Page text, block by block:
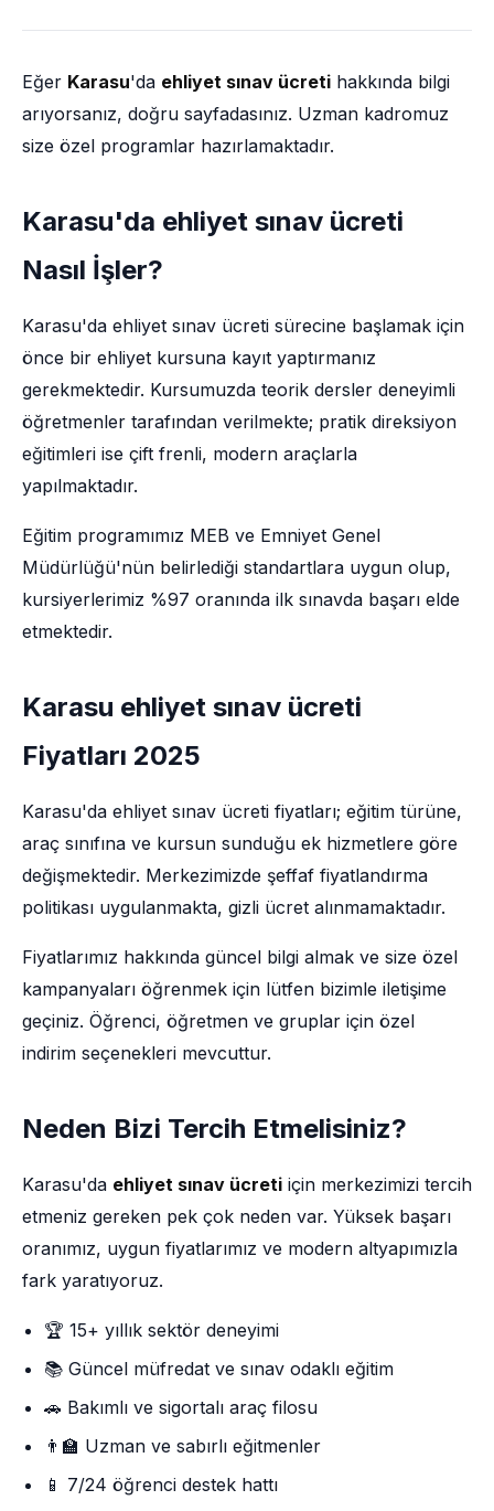
Eğer Karasu'da ehliyet sınav ücreti hakkında bilgi
arıyorsanız, doğru sayfadasınız. Uzman kadromuz
size özel programlar hazırlamaktadır.
Karasu'da ehliyet sınav ücreti
Nasıl İşler?
Karasu'da ehliyet sınav ücreti sürecine başlamak için
önce bir ehliyet kursuna kayıt yaptırmanız
gerekmektedir. Kursumuzda teorik dersler deneyimli
öğretmenler tarafından verilmekte; pratik direksiyon
eğitimleri ise çift frenli, modern araçlarla
yapılmaktadır.
Eğitim programımız MEB ve Emniyet Genel
Müdürlüğü'nün belirlediği standartlara uygun olup,
kursiyerlerimiz %97 oranında ilk sınavda başarı elde
etmektedir.
Karasu ehliyet sınav ücreti
Fiyatları 2025
Karasu'da ehliyet sınav ücreti fiyatları; eğitim türüne,
araç sınıfına ve kursun sunduğu ek hizmetlere göre
değişmektedir. Merkezimizde şeffaf fiyatlandırma
politikası uygulanmakta, gizli ücret alınmamaktadır.
Fiyatlarımız hakkında güncel bilgi almak ve size özel
kampanyaları öğrenmek için lütfen bizimle iletişime
geçiniz. Öğrenci, öğretmen ve gruplar için özel
indirim seçenekleri mevcuttur.
Neden Bizi Tercih Etmelisiniz?
Karasu'da ehliyet sınav ücreti için merkezimizi tercih
etmeniz gereken pek çok neden var. Yüksek başarı
oranımız, uygun fiyatlarımız ve modern altyapımızla
fark yaratıyoruz.
🏆 15+ yıllık sektör deneyimi
📚 Güncel müfredat ve sınav odaklı eğitim
🚗 Bakımlı ve sigortalı araç filosu
👨‍🏫 Uzman ve sabırlı eğitmenler
📱 7/24 öğrenci destek hattı